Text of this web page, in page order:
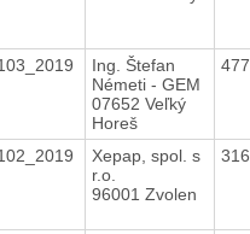
Ing. Štefan
Németi - GEM
07652 Veľký
Horeš
Xepap, spol. s
r.o.
96001 Zvolen